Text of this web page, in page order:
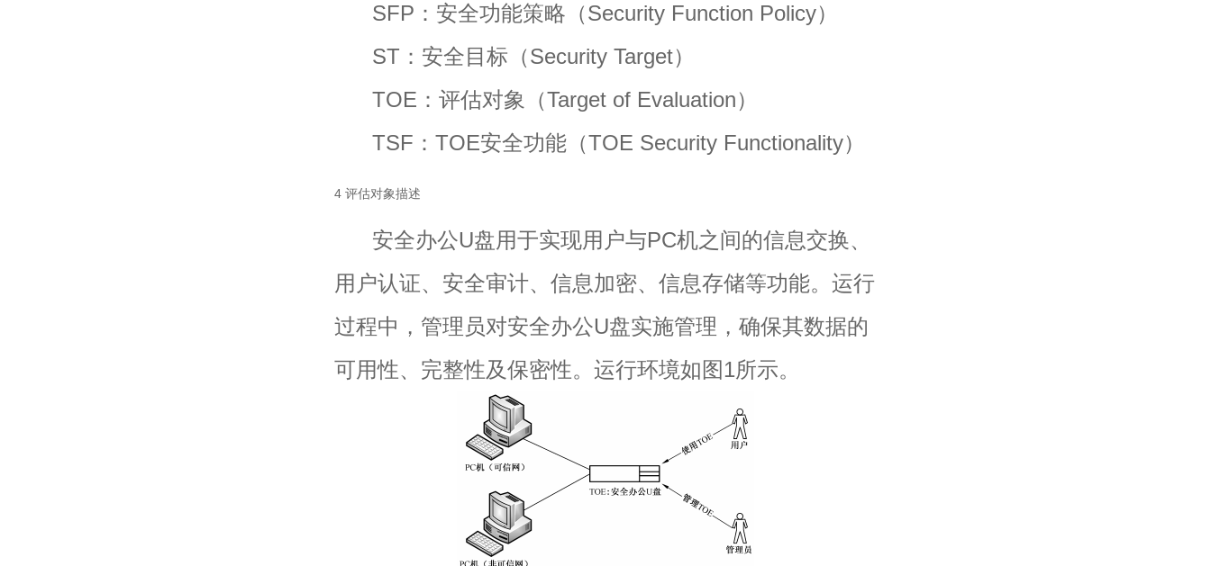
SFP：安全功能策略（Security Function Policy）
ST：安全目标（Security Target）
TOE：评估对象（Target of Evaluation）
TSF：TOE安全功能（TOE Security Functionality）
4 评估对象描述
安全办公U盘用于实现用户与PC机之间的信息交换、
用户认证、安全审计、信息加密、信息存储等功能。运行
过程中，管理员对安全办公U盘实施管理，确保其数据的
可用性、完整性及保密性。运行环境如图1所示。